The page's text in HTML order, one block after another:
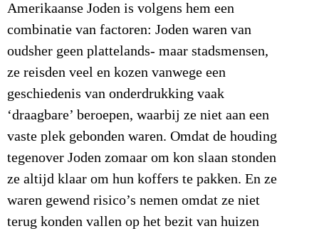
Amerikaanse Joden is volgens hem een
combinatie van factoren: Joden waren van
oudsher geen plattelands- maar stadsmensen,
ze reisden veel en kozen vanwege een
geschiedenis van onderdrukking vaak
‘draagbare’ beroepen, waarbij ze niet aan een
vaste plek gebonden waren. Omdat de houding
tegenover Joden zomaar om kon slaan stonden
ze altijd klaar om hun koffers te pakken. En ze
waren gewend risico’s nemen omdat ze niet
terug konden vallen op het bezit van huizen